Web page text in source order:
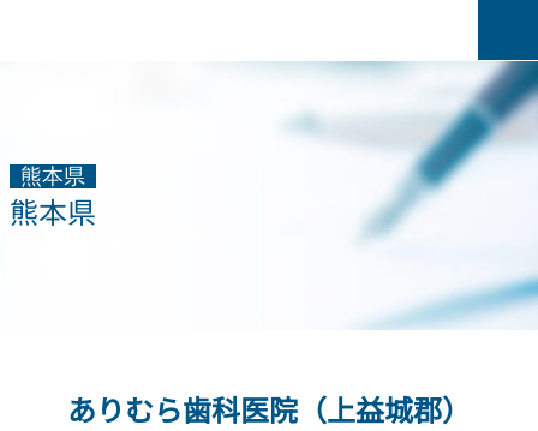
熊本県
熊本県
ありむら歯科医院（上益城郡）